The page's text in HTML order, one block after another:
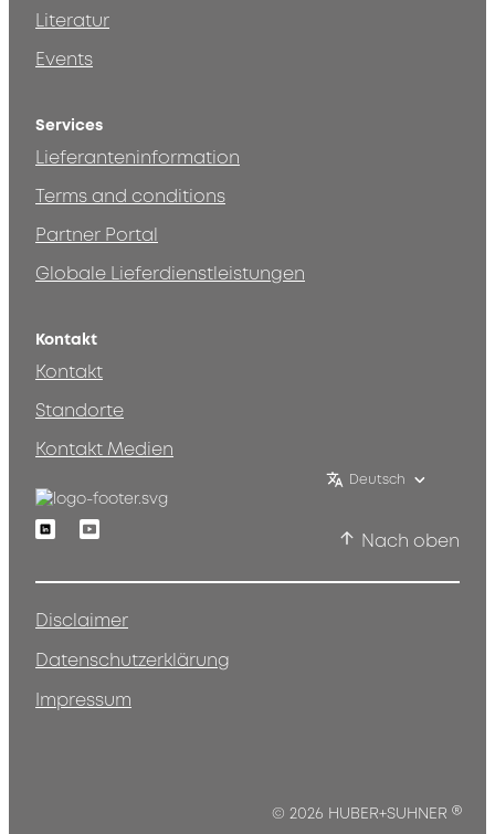
Literatur
Events
Services
Lieferanteninformation
Terms and conditions
Partner Portal
Globale Lieferdienstleistungen
Kontakt
Kontakt
Standorte
Kontakt Medien
Deutsch
LinkedinYoutube
Nach oben
Disclaimer
Datenschutzerklärung
Impressum
© 2026 HUBER+SUHNER ®